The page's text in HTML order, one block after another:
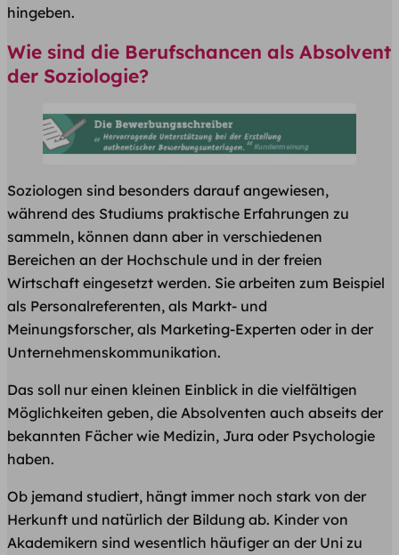
hingeben.
Wie sind die Berufschancen als Absolvent
der Soziologie?
Soziologen sind besonders darauf angewiesen,
während des Studiums praktische Erfahrungen zu
sammeln, können dann aber in verschiedenen
Bereichen an der Hochschule und in der freien
Wirtschaft eingesetzt werden. Sie arbeiten zum Beispiel
als Personalreferenten, als Markt- und
Meinungsforscher, als Marketing-Experten oder in der
Unternehmenskommunikation.
Das soll nur einen kleinen Einblick in die vielfältigen
Möglichkeiten geben, die Absolventen auch abseits der
bekannten Fächer wie Medizin, Jura oder Psychologie
haben.
Ob jemand studiert, hängt immer noch stark von der
Herkunft und natürlich der Bildung ab. Kinder von
Akademikern sind wesentlich häufiger an der Uni zu